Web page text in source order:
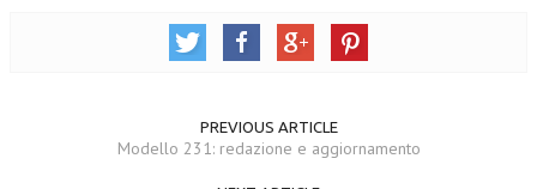
PREVIOUS ARTICLE
Modello 231: redazione e aggiornamento